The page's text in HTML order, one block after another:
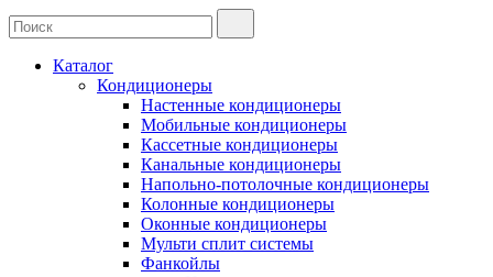
Каталог
Кондиционеры
Настенные кондиционеры
Мобильные кондиционеры
Кассетные кондиционеры
Канальные кондиционеры
Напольно-потолочные кондиционеры
Колонные кондиционеры
Оконные кондиционеры
Мульти сплит системы
Фанкойлы